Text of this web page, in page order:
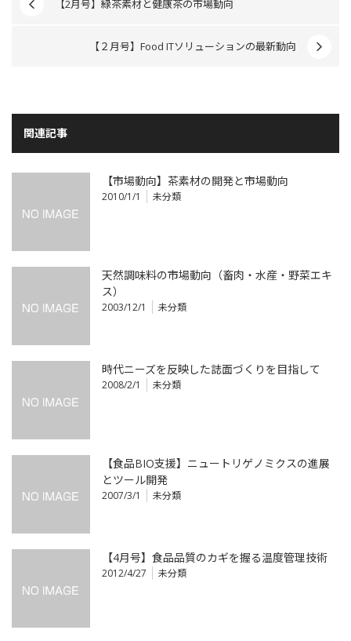
【2月号】緑茶素材と健康茶の市場動向
【２月号】Food ITソリューションの最新動向
関連記事
【市場動向】茶素材の開発と市場動向
2010/1/1 未分類
天然調味料の市場動向（畜肉・水産・野菜エキ
ス）
2003/12/1 未分類
時代ニーズを反映した誌面づくりを目指して
2008/2/1 未分類
【食品BIO支援】ニュートリゲノミクスの進展
とツール開発
2007/3/1 未分類
【4月号】食品品質のカギを握る温度管理技術
2012/4/27 未分類